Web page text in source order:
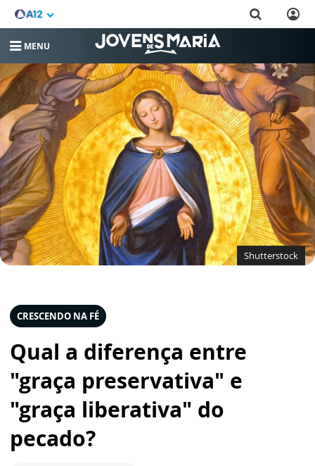
MENU
Shutterstock
CRESCENDO NA FÉ
Qual a diferença entre
"graça preservativa" e
"graça liberativa" do
pecado?